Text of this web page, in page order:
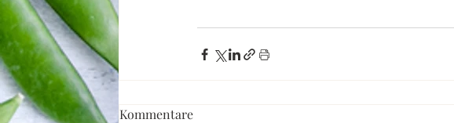
Kommentare